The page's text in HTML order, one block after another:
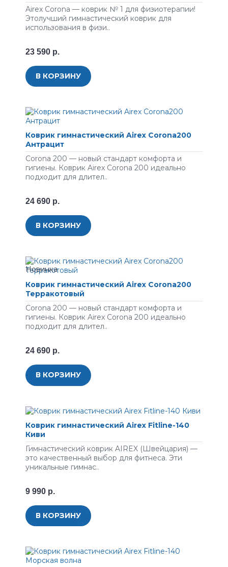
Airex Corona — коврик № 1 для физиотерапии!
Этолучший гимнастический коврик для
использования в физи..
23 590 р.
В КОРЗИНУ
Коврик гимнастический Airex Corona200
Антрацит
Corona 200 — новый стандарт комфорта и
гигиены. Коврик Airex Corona 200 идеально
подходит для длител..
24 690 р.
В КОРЗИНУ
Коврик гимнастический Airex Corona200
Терракотовый
Corona 200 — новый стандарт комфорта и
гигиены. Коврик Airex Corona 200 идеально
подходит для длител..
24 690 р.
В КОРЗИНУ
Коврик гимнастический Airex Fitline-140
Киви
Гимнастический коврик AIREX (Швейцария) —
это качественный выбор для фитнеса. Эти
уникальные гимнас..
9 990 р.
В КОРЗИНУ